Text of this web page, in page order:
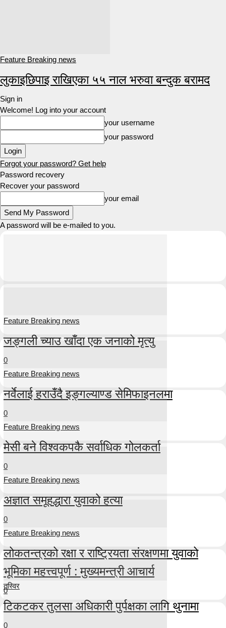
Feature Breaking news
लुकाइछिपाइ राखिएका ५५ नाल भरुवा बन्दुक बरामद
Sign in
Welcome! Log into your account
your username
your password
Forgot your password? Get help
Password recovery
Recover your password
your email
A password will be e-mailed to you.
Feature Breaking news
जङ्गली च्याउ खाँदा एक जनाको मृत्यु
0
Feature Breaking news
नर्वेलाई हराउँदै इङ्गल्याण्ड सेमिफाइनलमा
0
Feature Breaking news
मेसी बने विश्वकपकै सर्वाधिक गोलकर्ता
0
Feature Breaking news
अज्ञात समूहद्धारा युवाको हत्या
0
Feature Breaking news
लोकतन्त्रको रक्षा र राष्ट्रियता संरक्षणमा युवाको
भूमिका महत्त्वपूर्ण : मुख्यमन्त्री आचार्य
0
तस्विर
टिकटकर तुलसा अधिकारी पुर्पक्षका लागि थुनामा
0